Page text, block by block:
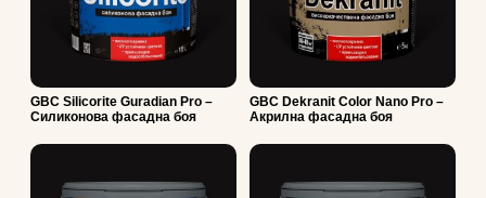
GBC Silicorite Guradian Pro –
Силиконова фасадна боя
GBC Dekranit Color Nano Pro –
Акрилна фасадна боя